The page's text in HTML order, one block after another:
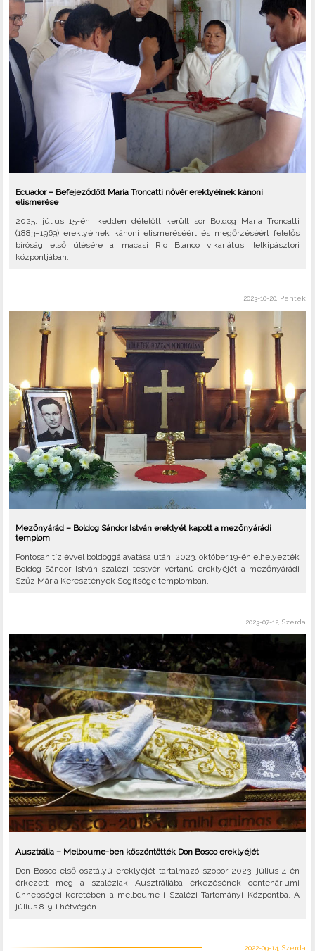
Ecuador – Befejeződött Maria Troncatti nővér ereklyéinek kánoni
elismerése
2025. július 15-én, kedden délelőtt került sor Boldog Maria Troncatti
(1883–1969) ereklyéinek kánoni elismeréséért és megőrzéséért felelős
bíróság első ülésére a macasi Rio Blanco vikariátusi lelkipásztori
központjában...
2023-10-20, Péntek
Mezőnyárád – Boldog Sándor István ereklyét kapott a mezőnyárádi
templom
Pontosan tíz évvel boldoggá avatása után, 2023. október 19-én elhelyezték
Boldog Sándor István szalézi testvér, vértanú ereklyéjét a mezőnyárádi
Szűz Mária Keresztények Segítsége templomban.
2023-07-12, Szerda
Ausztrália – Melbourne-ben köszöntötték Don Bosco ereklyéjét
Don Bosco első osztályú ereklyéjét tartalmazó szobor 2023. július 4-én
érkezett meg a szaléziak Ausztráliába érkezésének centenáriumi
ünnepségei keretében a melbourne-i Szalézi Tartományi Központba. A
július 8-9-i hétvégén..
2022-09-14, Szerda